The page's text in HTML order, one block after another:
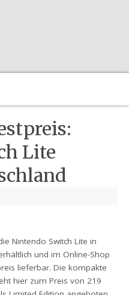
Lite
Nintendo Switch Lite in
und im Online-Shop
lieferbar. Die kompakte
hier zum Preis von 219